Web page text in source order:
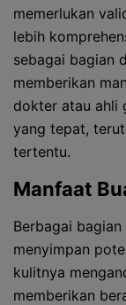
memerlukan
lebih
sebagai bagian
memberikan
dokter atau ahli
yang tepat,
tertentu.
Manfaat
Berbagai
menyimpan
kulitnya
memberikan